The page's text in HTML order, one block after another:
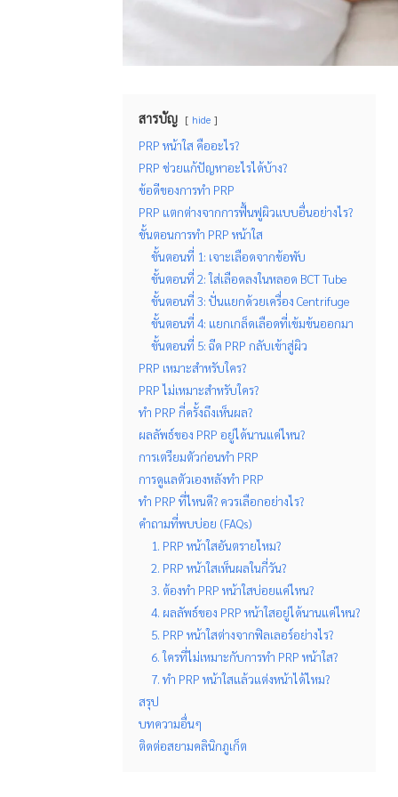
สารบัญ hide
PRP หน้าใส คืออะไร?
PRP ช่วยแก้ปัญหาอะไรได้บ้าง?
ข้อดีของการทำ PRP
PRP แตกต่างจากการฟื้นฟูผิวแบบอื่นอย่างไร?
ขั้นตอนการทำ PRP หน้าใส
ขั้นตอนที่ 1: เจาะเลือดจากข้อพับ
ขั้นตอนที่ 2: ใส่เลือดลงในหลอด BCT Tube
ขั้นตอนที่ 3: ปั่นแยกด้วยเครื่อง Centrifuge
ขั้นตอนที่ 4: แยกเกล็ดเลือดที่เข้มข้นออกมา
ขั้นตอนที่ 5: ฉีด PRP กลับเข้าสู่ผิว
PRP เหมาะสำหรับใคร?
PRP ไม่เหมาะสำหรับใคร?
ทำ PRP กี่ครั้งถึงเห็นผล?
ผลลัพธ์ของ PRP อยู่ได้นานแค่ไหน?
การเตรียมตัวก่อนทำ PRP
การดูแลตัวเองหลังทำ PRP
ทำ PRP ที่ไหนดี? ควรเลือกอย่างไร?
คำถามที่พบบ่อย (FAQs)
1. PRP หน้าใสอันตรายไหม?
2. PRP หน้าใสเห็นผลในกี่วัน?
3. ต้องทำ PRP หน้าใสบ่อยแค่ไหน?
4. ผลลัพธ์ของ PRP หน้าใสอยู่ได้นานแค่ไหน?
5. PRP หน้าใสต่างจากฟิลเลอร์อย่างไร?
6. ใครที่ไม่เหมาะกับการทำ PRP หน้าใส?
7. ทำ PRP หน้าใสแล้วแต่งหน้าได้ไหม?
สรุป
บทความอื่นๆ
ติดต่อสยามคลินิกภูเก็ต